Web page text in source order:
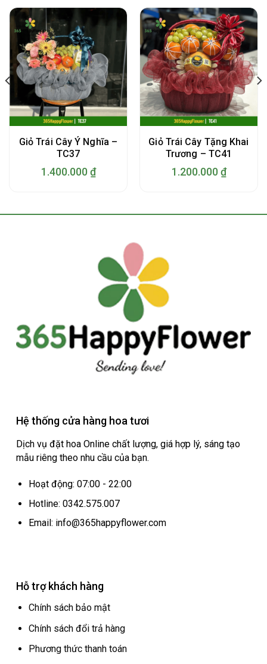
Giỏ Trái Cây Ý Nghĩa –
TC37
1.400.000 ₫
Giỏ Trái Cây Tặng Khai
Trương – TC41
1.200.000 ₫
Hệ thống cửa hàng hoa tươi
Dịch vụ đặt hoa Online chất lượng, giá hợp lý, sáng tạo
mẫu riêng theo nhu cầu của bạn.
Hoạt động: 07:00 - 22:00
Hotline: 0342.575.007
Email: info@365happyflower.com
Hỗ trợ khách hàng
Chính sách bảo mật
Chính sách đổi trả hàng
Phương thức thanh toán